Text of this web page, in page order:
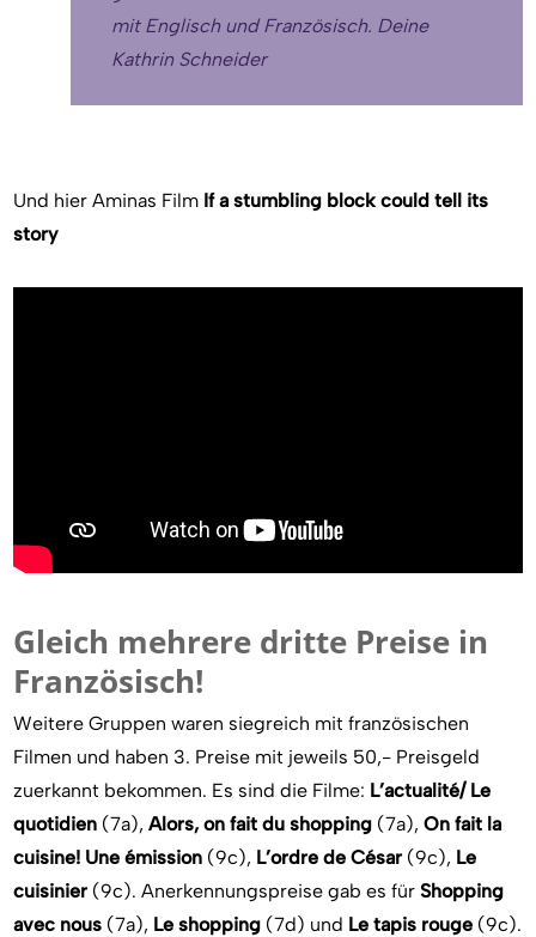
mit Englisch und Französisch. Deine
Kathrin Schneider
Und hier Aminas Film If a stumbling block could tell its
story
Gleich mehrere dritte Preise in
Französisch!
Weitere Gruppen waren siegreich mit französischen
Filmen und haben 3. Preise mit jeweils 50,- Preisgeld
zuerkannt bekommen. Es sind die Filme: L’actualité/ Le
quotidien (7a),Alors, on fait du shopping (7a),On fait la
cuisine! Une émission (9c), L’ordre de César(9c), Le
cuisinier(9c). Anerkennungspreise gab es fürShopping
avec nous (7a), Le shopping (7d) und Le tapis rouge (9c).